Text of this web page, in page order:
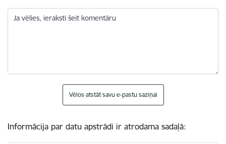
Ja vēlies, ieraksti šeit komentāru
Vēlos atstāt savu e-pastu saziņai
Informācija par datu apstrādi ir atrodama sadaļā: